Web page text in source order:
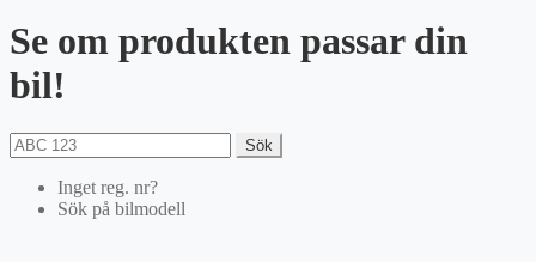
Se om produkten passar din
bil!
Sök
Inget reg. nr?
Sök på bilmodell